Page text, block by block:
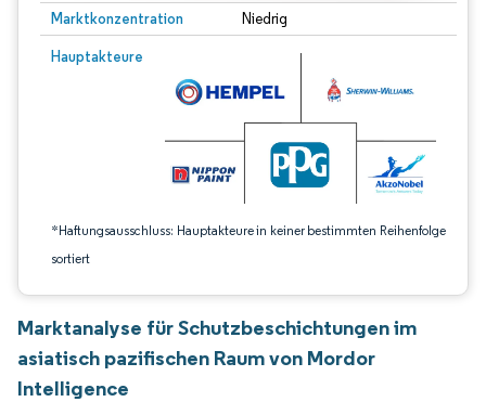
Marktkonzentration Niedrig
Hauptakteure
*Haftungsausschluss: Hauptakteure in keiner bestimmten Reihenfolge
sortiert
Bild © Mordor Intelligence. Wiederverwendung erfordert Namensnennung
Marktanalyse für Schutzbeschichtungen im
asiatisch pazifischen Raum von Mordor
Intelligence